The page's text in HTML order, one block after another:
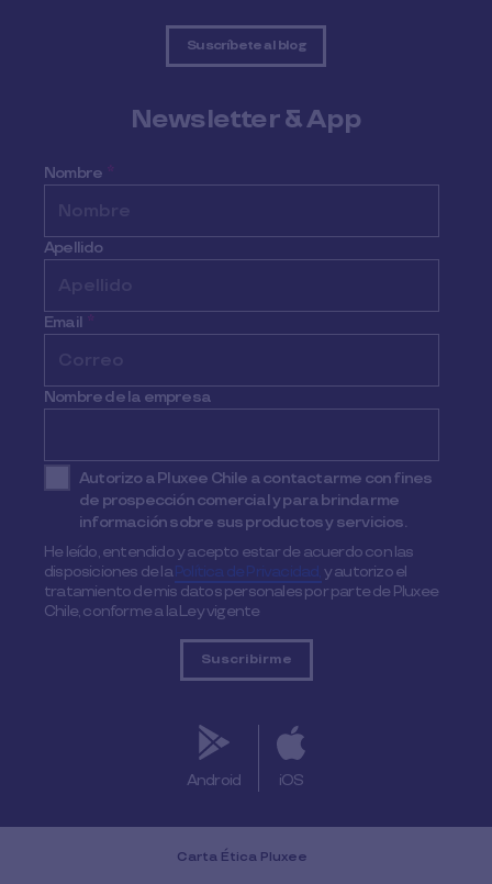
Suscríbete al blog
Newsletter & App
Nombre *
Apellido
Email *
Nombre de la empresa
Autorizo a Pluxee Chile a contactarme con fines
de prospección comercial y para brindarme
información sobre sus productos y servicios.
He leído, entendido y acepto estar de acuerdo con las
disposiciones de laPolítica de Privacidad,y autorizo el
tratamiento de mis datos personales por parte de Pluxee
Chile, conforme a la Ley vigente
Android iOS
Carta Ética Pluxee